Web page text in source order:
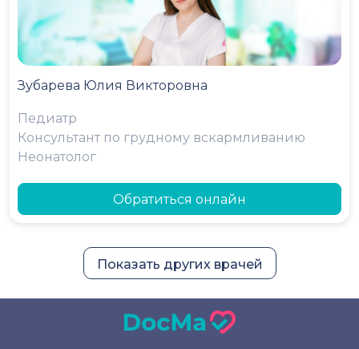
Зубарева Юлия Викторовна
Педиатр
Консультант по грудному вскармливанию
Неонатолог
Обратиться онлайн
Показать других врачей